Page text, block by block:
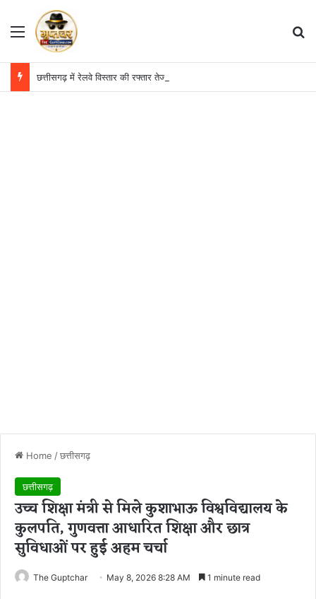
Menu
Home /छत्तीसगढ़
छत्तीसगढ़
उच्च शिक्षा मंत्री से मिले कुशाभाऊ विश्वविद्यालय के
कुलपति, गुणवत्ता आधारित शिक्षा और छात्र
सुविधाओं पर हुई अहम चर्चा
The Guptchar May 8, 2026 8:28 AM 1 minute read